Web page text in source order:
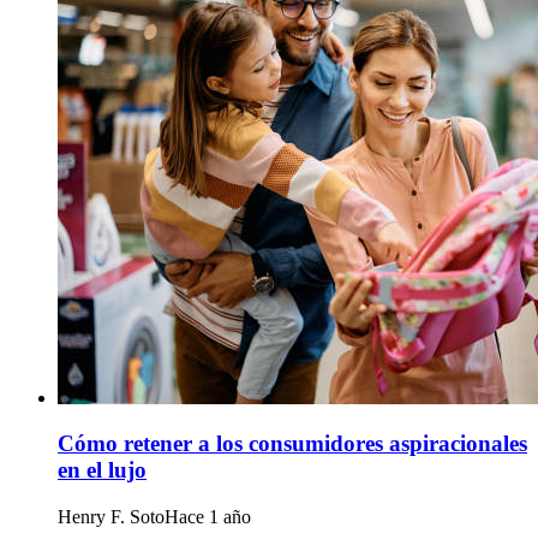
Cómo retener a los consumidores aspiracionales
en el lujo
Henry F. SotoHace 1 año